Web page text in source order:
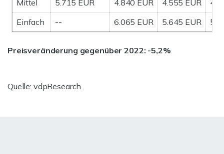
Mittel 5.715 EUR 4.840 EUR 4.555 EUR
Einfach
-- 6.065 EUR 5.645 EUR
Preisveränderung gegenüber 2022: -5,2%
Quelle: vdpResearch